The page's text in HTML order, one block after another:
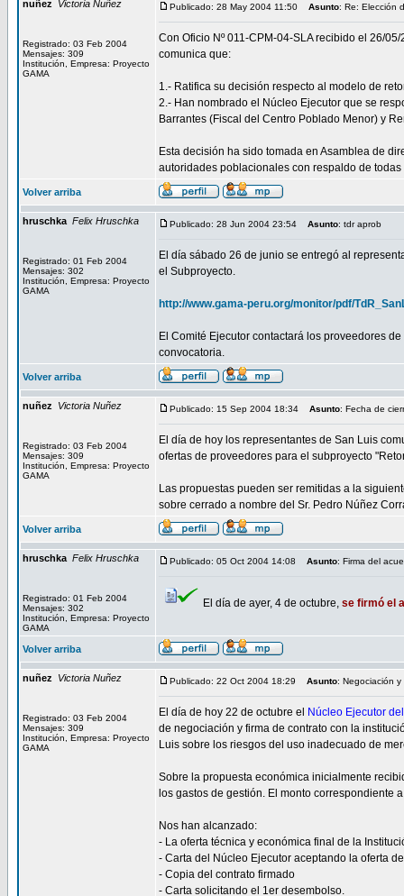
nuñez Victoria Nuñez
Registrado: 03 Feb 2004
Mensajes: 309
Institución, Empresa: Proyecto
GAMA
Publicado: 28 May 2004 11:50 Asunto: Re: Elección
Con Oficio Nº 011-CPM-04-SLA recibido el 26/
comunica que:
1.- Ratifica su decisión respecto al modelo de
2.- Han nombrado el Núcleo Ejecutor que se
Barrantes (Fiscal del Centro Poblado Menor) y
Esta decisión ha sido tomada en Asamblea de
autoridades poblacionales con respaldo de
Volver arriba
hruschka Felix Hruschka
Registrado: 01 Feb 2004
Mensajes: 302
Institución, Empresa: Proyecto
GAMA
Publicado: 28 Jun 2004 23:54 Asunto: tdr aprob
El día sábado 26 de junio se entregó al
el Subproyecto.
http://www.gama-peru.org/monitor/pdf/
El Comité Ejecutor contactará los proveedores
convocatoria.
Volver arriba
nuñez Victoria Nuñez
Registrado: 03 Feb 2004
Mensajes: 309
Institución, Empresa: Proyecto
GAMA
Publicado: 15 Sep 2004 18:34 Asunto: Fecha de
El día de hoy los representantes de San Luis
ofertas de proveedores para el subproyecto
Las propuestas pueden ser remitidas a la
sobre cerrado a nombre del Sr. Pedro Núñez
Volver arriba
hruschka Felix Hruschka
Registrado: 01 Feb 2004
Mensajes: 302
Institución, Empresa: Proyecto
GAMA
Publicado: 05 Oct 2004 14:08 Asunto: Firma del
El día de ayer, 4 de octubre, se firmó el
Volver arriba
nuñez Victoria Nuñez
Registrado: 03 Feb 2004
Mensajes: 309
Institución, Empresa: Proyecto
GAMA
Publicado: 22 Oct 2004 18:29 Asunto: Negociación
El día de hoy 22 de octubre el
Núcleo Ejecutor
de negociación y firma de contrato con la
Luis sobre los riesgos del uso inadecuado de
Sobre la propuesta económica inicialmente
los gastos de gestión. El monto
Nos han alcanzado:
- La oferta técnica y económica final de la
- Carta del Núcleo Ejecutor aceptando la oferta
- Copia del contrato firmado
- Carta solicitando el 1er desembolso.